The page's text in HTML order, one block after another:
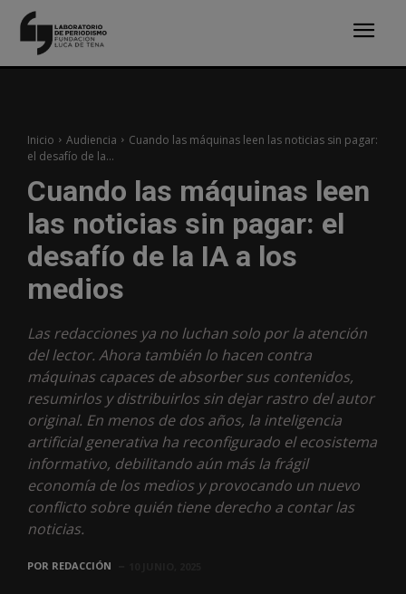
Inicio Audiencia
Cuando las máquinas leen las noticias sin pagar:
el desafío de la...
Cuando las máquinas leen
las noticias sin pagar: el
desafío de la IA a los
medios
Las redacciones ya no luchan solo por la atención
del lector. Ahora también lo hacen contra
máquinas capaces de absorber sus contenidos,
resumirlos y distribuirlos sin dejar rastro del autor
original. En menos de dos años, la inteligencia
artificial generativa ha reconfigurado el ecosistema
informativo, debilitando aún más la frágil
economía de los medios y provocando un nuevo
conflicto sobre quién tiene derecho a contar las
noticias.
POR REDACCIÓN